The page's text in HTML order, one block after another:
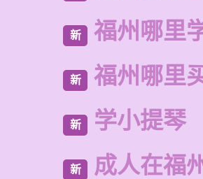
新 福州哪里
新 福州哪里
新 学小提琴
新 成人在福